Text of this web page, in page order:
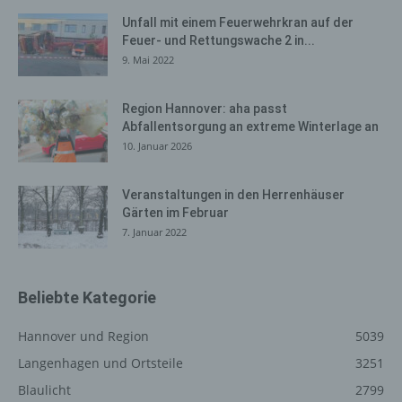
Unfall mit einem Feuerwehrkran auf der
Feuer- und Rettungswache 2 in...
9. Mai 2022
Region Hannover: aha passt
Abfallentsorgung an extreme Winterlage an
10. Januar 2026
Veranstaltungen in den Herrenhäuser
Gärten im Februar
7. Januar 2022
Beliebte Kategorie
Hannover und Region
5039
Langenhagen und Ortsteile
3251
Blaulicht
2799
System verwendete Betriebssystem, (3) die
Internetseite, von welcher ein zugreifendes System auf
unsere Internetseite gelangt (sogenannte Referrer), (4)
System auf unserer Internetseite angesteuert werden,
(5) das Datum und die Uhrzeit eines Zugriffs auf die
Internetseite, (6) eine Internet-Protokoll-Adresse (IP-
Adresse), (7) der Internet-Service-Provider des
zugreifenden Systems und (8) sonstige ähnliche Daten
und Informationen, die der Gefahrenabwehr im Falle von
Angriffen auf unsere informationstechnologischen
Systeme dienen.
Informationen ziehen wird keine Rückschlüsse auf die
benötigt, um (1) die Inhalte unserer Internetseite korrekt
die Werbung für diese zu optimieren, (3) die dauerhafte
Funktionsfähigkeit unserer informationstechnologischen